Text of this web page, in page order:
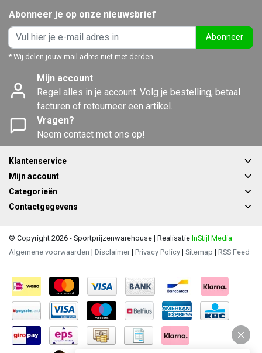
Abonneer je op onze nieuwsbrief
Abonneer
* Wij delen jouw mail adres niet met derden.
Mijn account
Regel alles in je account. Volg je bestelling, betaal
facturen of retourneer een artikel.
Vragen?
Neem contact met ons op!
Klantenservice
Mijn account
Categorieën
Contactgegevens
© Copyright 2026 - Sportprijzenwarehouse | Realisatie InStijl Media
Algemene voorwaarden | Disclaimer | Privacy Policy | Sitemap | RSS Feed